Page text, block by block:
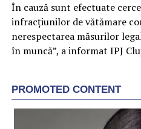
În cauză sunt efectuate
infracțiunilor de vătămare
nerespectarea măsurilor
în muncă”, a informat IPJ